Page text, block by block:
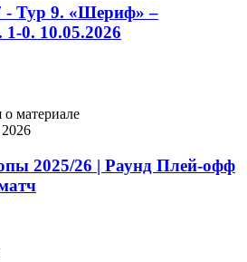
- Тур 9. «Шериф» –
0. 10.05.2026
материале
2025/26 | Раунд Плей-офф